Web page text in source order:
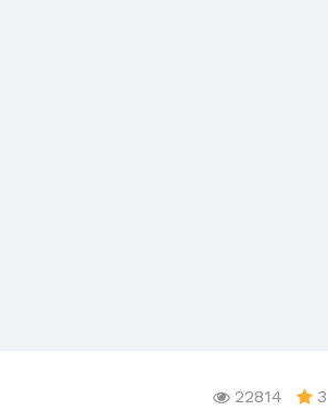
22814 3